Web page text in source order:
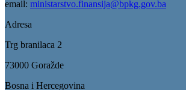
email: ministarstvo.finansija@bpkg.gov.ba
Adresa
Trg branilaca 2
73000 Goražde
Bosna i Hercegovina